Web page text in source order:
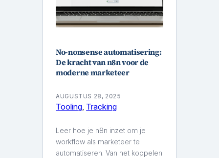
No-nonsense automatisering:
De kracht van n8n voor de
moderne marketeer
AUGUSTUS 28, 2025
Tooling, Tracking
Leer hoe je n8n inzet om je
workflow als marketeer te
automatiseren. Van het koppelen